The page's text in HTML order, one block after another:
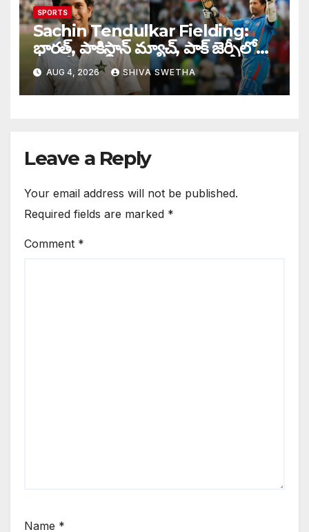
SPORTS
Sachin Tendulkar Fielding:
భారత్, పాకిస్థాన్ మ్యాచ్, పాక్ జెర్సీలో
బరిలోకి దిగిన సచిన్…
AUG 4, 2026 SHIVA SWETHA
Leave a Reply
Your email address will not be published.
Required fields are marked *
Comment *
Name *